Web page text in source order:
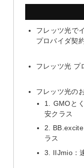
フレッツ光で
プロバイダ契
フレッツ光 プ
フレッツ光の
1. GMOと
安クラス
2.
ラス
3. IIJmio：